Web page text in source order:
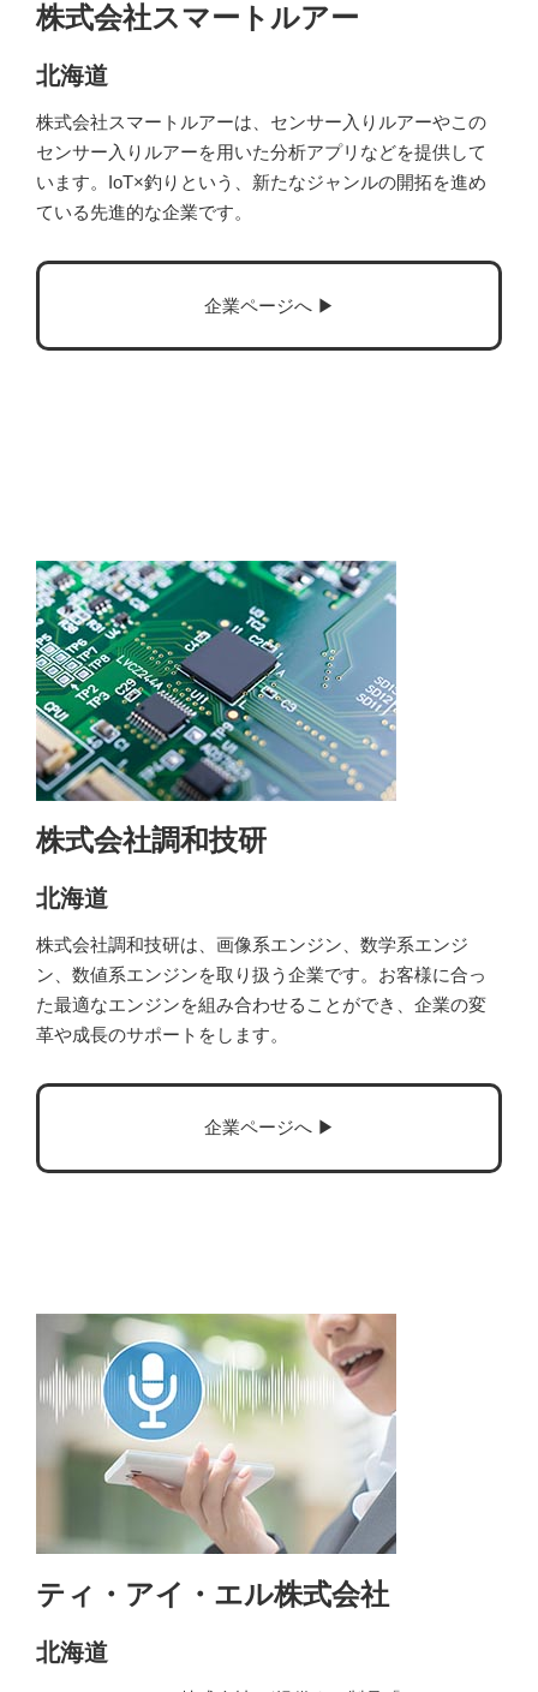
株式会社スマートルアー
北海道
株式会社スマートルアーは、センサー入りルアーやこの
センサー入りルアーを用いた分析アプリなどを提供して
います。IoT×釣りという、新たなジャンルの開拓を進め
ている先進的な企業です。
企業ページへ ▶︎
株式会社調和技研
北海道
株式会社調和技研は、画像系エンジン、数学系エンジ
ン、数値系エンジンを取り扱う企業です。お客様に合っ
た最適なエンジンを組み合わせることができ、企業の変
革や成長のサポートをします。
企業ページへ ▶︎
ティ・アイ・エル株式会社
北海道